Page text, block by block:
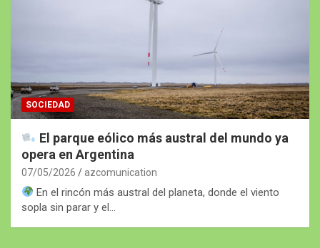
SOCIEDAD
El parque eólico más austral del mundo ya
opera en Argentina
07/05/2026 azcomunication
En el rincón más austral del planeta, donde el viento
sopla sin parar y el…